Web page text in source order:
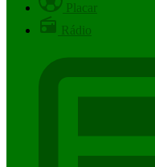
Placar
Rádio